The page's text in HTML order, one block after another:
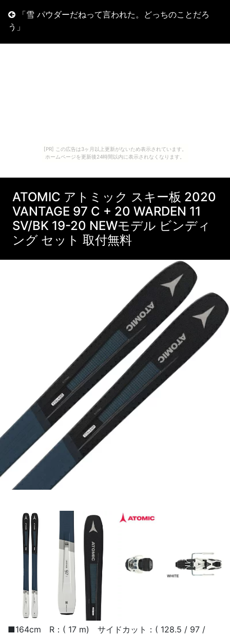
[PR] この広告は3ヶ月以上更新がないため表示されています。
ホームページを更新後24時間以内に表示されなくなります。
「雪 パウダーだねって言われた。どっちのことだろ
う」
ATOMIC アトミック スキー板 2020
VANTAGE 97 C + 20 WARDEN 11
SV/BK 19-20 NEWモデル ビンディ
ング セット 取付無料
■164cm R：( 17 m) サイドカット：( 128.5 / 97 /